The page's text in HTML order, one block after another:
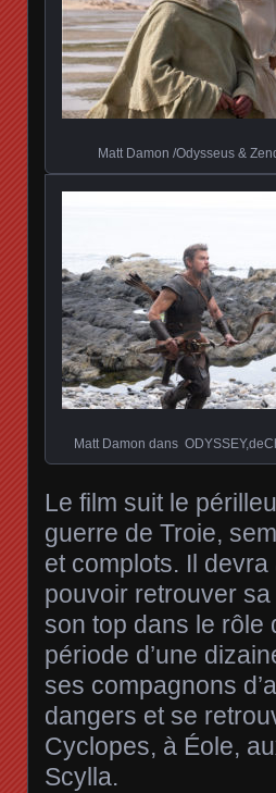
Matt Damon /Odysseus &
Matt Damon dans
Le film suit le
guerre de Troie,
et complots. Il
pouvoir retrouver
son top dans le rôle
période d’une
ses compagnons
dangers et se
Cyclopes, à Éole,
Scylla.